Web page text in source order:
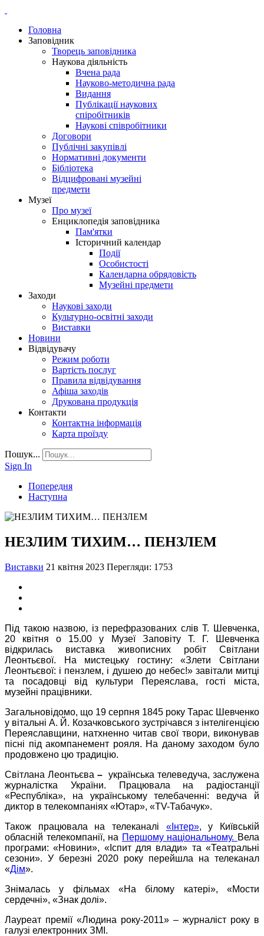
Головна
Заповідник
Творець заповідника
Наукова діяльність
Вчена рада
Науково-методична рада
Видання
Публікації наукових
спіробітників
Наукові співробітники
Договори
Публічні закупівлі
Нормативні документи
Бібліотека
Відцифровані музейні
предмети
Музеї
Про музеї
Енциклопедія заповідника
Пам'ятки
Історичний календар
Події
Особистості
Календарна обрядовість
Музейні предмети
Заходи
Наукові заходи
Культурно-освітні заходи
Виставки
Новини
Відвідувачу
Режим роботи
Вартість послуг
Правила відвідування
Афіша заходів
Друкована продукція
Контакти
Контактна інформація
Карта проїзду
Пошук...
Sign In
Попередня
Наступна
НЕЗЛИМ ТИХИМ… ПЕНЗЛЕМ
Виставки 21 квітня 2023 Перегляди: 1753
Під такою назвою, із перефразованих слів Т. Шевченка,
20 квітня о 15.00 у Музеї Заповіту Т. Г. Шевченка
відкрилась виставка живописних робіт Світлани
Леонтьєвої. На мистецьку гостину: «Злети Світлани
Леонтьєвої: і пензлем, і душею до небес!» завітали митці
та посадовці від культури Переяслава, гості міста,
музейні працівники.
Загальновідомо, що 19 серпня 1845 року Тарас Шевченко
у вітальні А. Й. Козачковського зустрічався з інтелігенцією
Переяславщини, натхненно читав свої твори, виконував
пісні під акомпанемент рояля. На даному заходом було
продовжено цю традицію.
Світлана Леонтьєва – українська телеведуча, заслужена
журналістка України. Працювала на радіостанції
«Республіка», на українському телебаченні: ведуча й
диктор в телекомпаніях «Ютар», «ТV-Табачук».
Також працювала на телеканалі «Інтер», у Київській
обласній телекомпанії, на Першому національному. Вела
програми: «Новини», «Іспит для влади» та «Театральні
сезони». У березні 2020 року перейшла на телеканал
«Дім».
Знімалась у фільмах «На білому катері», «Мости
сердечні», «Знак долі».
Лауреат премії «Людина року-2011» – журналіст року в
галузі електронних ЗМІ.